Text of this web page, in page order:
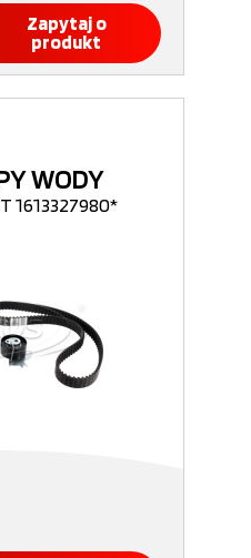
Zapytaj o
produkt
WODY
1613327980*